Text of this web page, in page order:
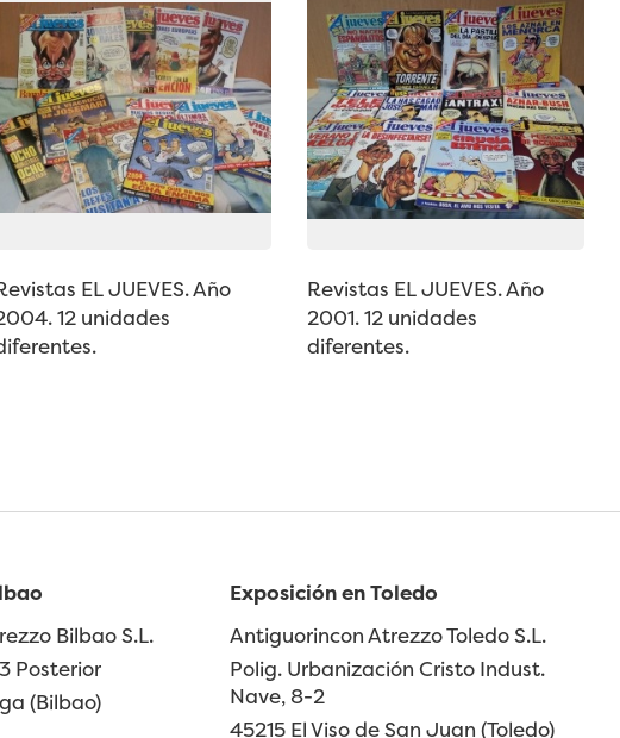
EL JUEVES. Año
12 unidades
Revistas EL JUEVES. Año
2001. 12 unidades
diferentes.
Bilbao S.L.
Posterior
(Bilbao)
Exposición en Toledo
Antiguorincon Atrezzo Toledo S.L.
Polig. Urbanización Cristo Indust.
Nave, 8-2
45215 El Viso de San Juan (Toledo)